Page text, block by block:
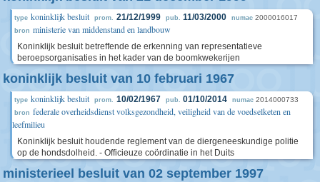
type koninklijk besluit prom. 21/12/1999 pub. 11/03/2000 numac 2000016017
bron ministerie van middenstand en landbouw
Koninklijk besluit betreffende de erkenning van representatieve
beroepsorganisaties in het kader van de boomkwekerijen
koninklijk besluit van 10 februari 1967
type koninklijk besluit prom. 10/02/1967 pub. 01/10/2014 numac 2014000733
bron federale overheidsdienst volksgezondheid, veiligheid van de voedselketen en
leefmilieu
Koninklijk besluit houdende reglement van de diergeneeskundige politie
op de hondsdolheid. - Officieuze coördinatie in het Duits
ministerieel besluit van 02 september 1997